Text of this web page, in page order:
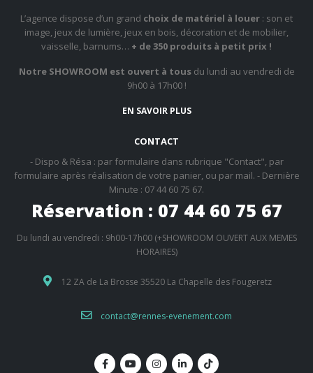
L’agence dispose d’un grand choix de matériel à louer : son et
image, jeux de lumière, jeux en bois, décoration et de mobilier,
vaisselle, barnums… + de 350 produits à petit prix !
Notre SHOWROOM est ouvert à tousdu lundi au vendredi de
9h00 à 17h00 !
EN SAVOIR PLUS
CONTACT
- Dispo & Résa : par formulaire dans rubrique "Contact", par
formulaire après réalisation de votre panier, ou par mail. - Dernière
Minute : 07 44 60 75 67.
Réservation : 07 44 60 75 67
Du lundi au vendredi : 9h00-17h00 (+SHOWROOM OUVERT AUX MEMES
HORAIRES)
12 ZA de La Brosse 35520 La Chapelle des Fougeretz
contact@rennes-evenement.com